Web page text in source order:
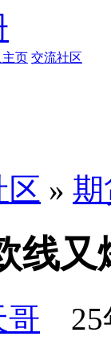
页 交流社区
区 » 期
线又
哥 25